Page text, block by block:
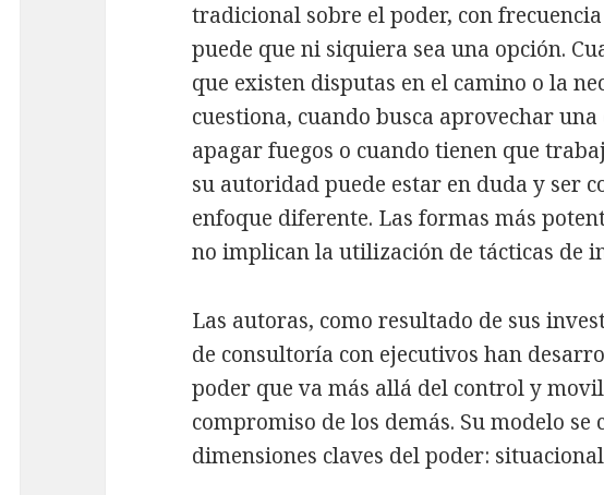
tradicional sobre el poder, con
puede que ni siquiera sea una opción.
que existen disputas en el camino o la
cuestiona, cuando busca aprovechar
apagar fuegos o cuando tienen que
su autoridad puede estar en duda y ser
enfoque diferente. Las formas más
no implican la utilización de tácticas de
Las autoras, como resultado de sus
de consultoría con ejecutivos han
poder que va más allá del control y
compromiso de los demás. Su modelo se
dimensiones claves del poder: